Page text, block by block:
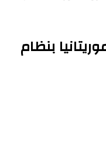
بنظام